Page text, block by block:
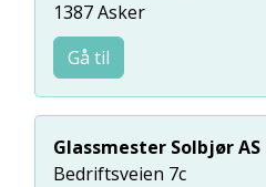
1387 Asker
Gå til
Glassmester Solbjør AS
Bedriftsveien 7c